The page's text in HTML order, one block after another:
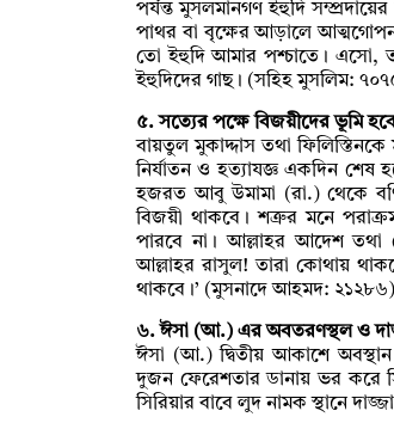
পর্যন্ত মুসলমানগণ ইহুদি
পাথর বা বৃক্ষের আড়ালে
তো ইহুদি আমার পশ্চাতে। এসো,
ইহুদিদের গাছ। (সহিহ মুসলিম:
৫. সত্যের পক্ষে বিজয়ীদের ভূমি হবে
বায়তুল মুকাদ্দাস তথা
নির্যাতন ও হত্যাযজ্ঞ একদিন শেষ
হজরত আবু উমামা (রা.) থেকে
বিজয়ী থাকবে। শত্রুর মনে
পারবে না। আল্লাহর আদেশ তথা
আল্লাহর রাসুল! তারা কোথায়
থাকবে।’ (মুসনাদে আহমদ: ২১২৮৬)
৬. ঈসা (আ.) এর অবতরণস্থল ও
ঈসা (আ.) দ্বিতীয় আকাশে
দুজন ফেরেশতার ডানায় ভর করে
সিরিয়ার বাবে লুদ নামক স্থানে